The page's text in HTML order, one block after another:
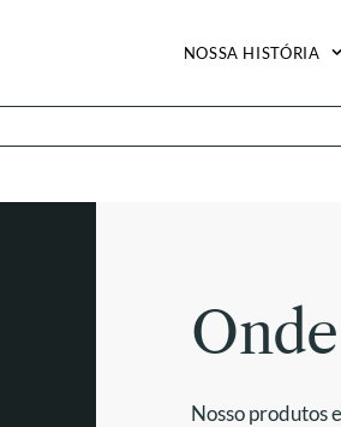
NOSSA HISTÓRIA
Nosso produtos